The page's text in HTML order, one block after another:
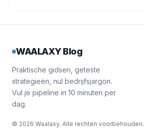
WAALAXY Blog
Praktische gidsen, geteste
strategieën, nul bedrijfsjargon.
Vul je pipeline in 10 minuten per
dag.
© 2026 Waalaxy. Alle rechten voorbehouden.